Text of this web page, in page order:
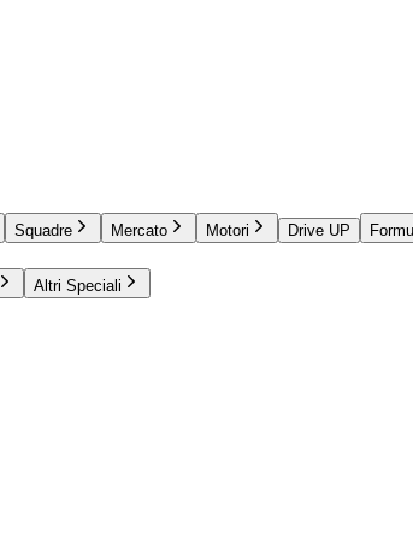
Squadre Mercato Motori Drive UP
Altri Speciali